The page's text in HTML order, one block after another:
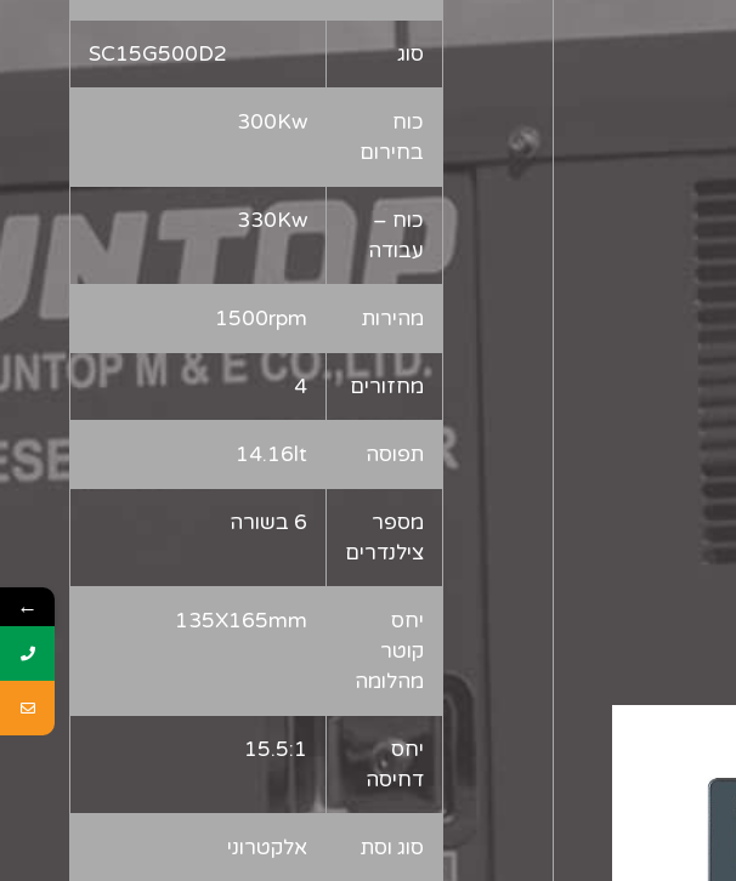
סוג SC15G500D2
כוח
בחירום
300Kw
כוח –
עבודה
330Kw
מהירות 1500rpm
מחזורים 4
תפוסה 14.16lt
מספר
צילנדרים
6 בשורה
יחס
קוטר
מהלומה
135X165mm
יחס
דחיסה
15.5:1
סוג וסת אלקטרוני
←